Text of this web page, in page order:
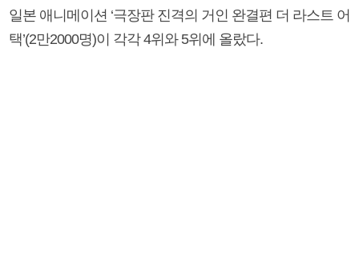
일본 애니메이션 ‘극장판 진격의 거인 완결편 더 라스트 어
택’(2만2000명)이 각각 4위와 5위에 올랐다.